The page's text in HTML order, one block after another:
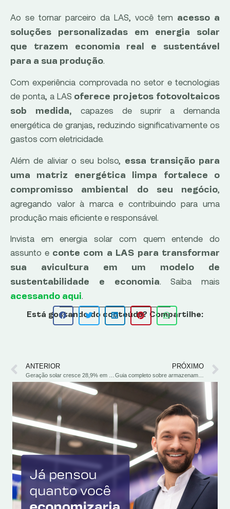
Ao se tornar parceiro da LAS, você tem acesso a
soluções personalizadas em energia solar
que trazem economia real e sustentável
para a sua produção.
Com experiência comprovada no setor e tecnologias
de ponta, a LAS oferece projetos fotovoltaicos
sob medida, capazes de suprir a demanda
energética de granjas, reduzindo significativamente os
gastos com eletricidade.
Além de aliviar o seu bolso, essa transição para
uma matriz energética limpa fortalece o
compromisso ambiental do seu negócio
agregando valor à marca e contribuindo para uma
produção mais eficiente e responsável.
Invista em energia solar com quem entende do
assunto e conte com a LAS para transformar
sua avicultura em um modelo de
sustentabilidade e economia. Saiba mais
acessando aqui.
Está gostando do conteúdo? Compartilhe:
ANTERIOR PRÓXIMO
Guia completo sobre armazenamento de energia solar